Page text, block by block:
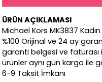
ÜRÜN AÇIKLAMASI
Michael Kors MK3837
%100 Orijinal ve 24 ay
garanti belgesi ve faturası
ürünler aynı gün kargo ile
6-9 Taksit İmkanı